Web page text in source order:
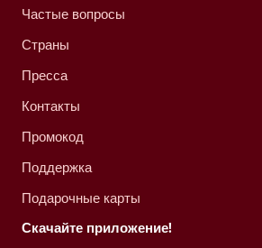
Частые вопросы
Страны
Пресса
Контакты
Промокод
Поддержка
Подарочные карты
Скачайте приложение!